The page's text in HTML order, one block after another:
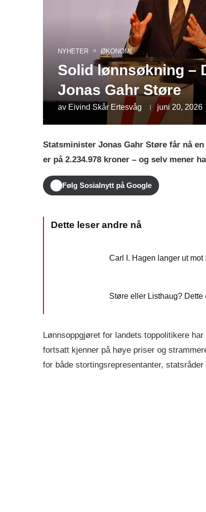
NYHETER ØKONOMI
Solid lønnsøkning –
Jonas Gahr Støre
av Eivind Skår Ertesvåg juni 20, 2026
Statsminister Jonas Gahr Støre får nå
er på 2.234.978 kroner – og selv mener
Følg Sosialnytt på Google
Carl I. Hagen langer ut
Støre eller Listhaug? Dette
Lønnsoppgjøret for landets toppolitikere
fortsatt kjenner på høye priser og
for både stortingsrepresentanter,